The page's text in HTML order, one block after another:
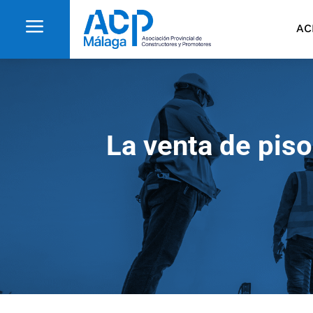
a
La venta de